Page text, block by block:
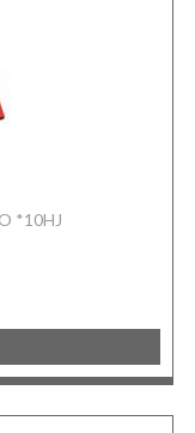
*10HJ